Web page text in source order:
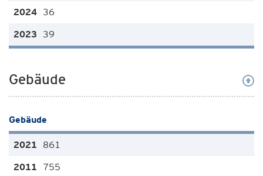
36
39
Gebäude
Gebäude
861
755